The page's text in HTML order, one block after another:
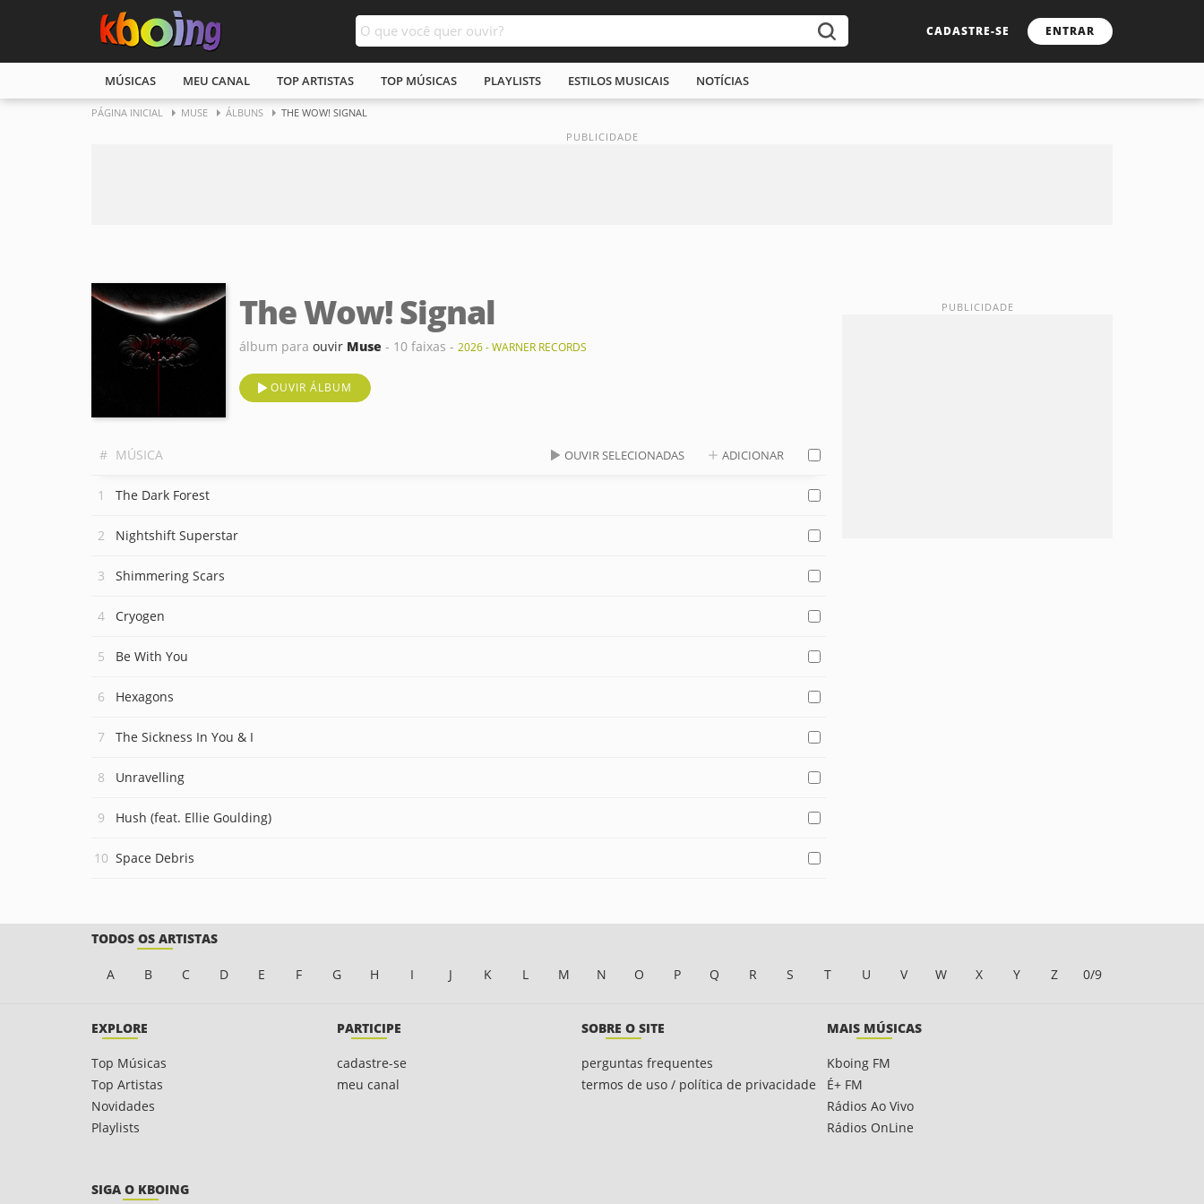
CADASTRE-SE ENTRAR
MÚSICAS MEU CANAL TOP ARTISTAS TOP MÚSICAS PLAYLISTS ESTILOS MUSICAIS NOTÍCIAS
PÁGINA INICIAL MUSE ÁLBUNS THE WOW! SIGNAL
The Wow! Signal
álbum para ouvir Muse - 10 faixas - 2026 - WARNER RECORDS
OUVIR ÁLBUM
# MÚSICA OUVIR SELECIONADAS ADICIONAR
The Dark Forest
Nightshift Superstar
Shimmering Scars
Cryogen
Be With You
Hexagons
The Sickness In You & I
Unravelling
Hush (feat. Ellie Goulding)
Space Debris
TODOS OS ARTISTAS
A B C D E F G H I J K L M N O P Q R S T U V W X Y Z 0/9
EXPLORE
Top Músicas
Top Artistas
Novidades
Playlists
PARTICIPE
cadastre-se
meu canal
SOBRE O SITE
perguntas frequentes
termos de uso / política de privacidade
MAIS MÚSICAS
Kboing FM
É+ FM
Rádios Ao Vivo
Rádios OnLine
SIGA O KBOING